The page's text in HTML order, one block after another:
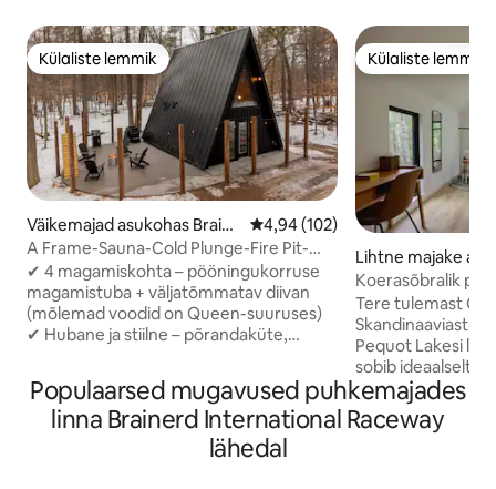
Külaliste lemmik
Külaliste lemmik
Väikemajad asukohas Braine
rd
Keskmine hinnang 4,94/5, 102
4,94 (102)
A Frame-Sauna-Cold Plunge-Fire Pit-
Seclusion
✔ 4 magamiskohta – pööningukorruse
magamistuba + väljatõmmatav diivan
(mõlemad voodid on Queen-suuruses)
✔ Hubane ja stiilne – põrandaküte,
varustatud – köök, pesumasin/kuivati,
kiire WiFi Puhkus ✔ õues – saun,
privaatne terrass, grill, kamin, tuled ✔
Üksildane, kuid Brainerdi lähedal
Broneeri kohe, et nautida parimat
Külaliste lemmik
Külaliste lemmik
Lihtne majake
uot Lakes
Koerasõbralik
põhjas
Tere tulemast
Skandinaaviast
Pequot Lakesi
sobib ideaalselt
Eritellimusel
majutuskohas on
et soodustada
Populaarsed mugavused puhkemajades
linna Brainerd International Raceway
lähedal